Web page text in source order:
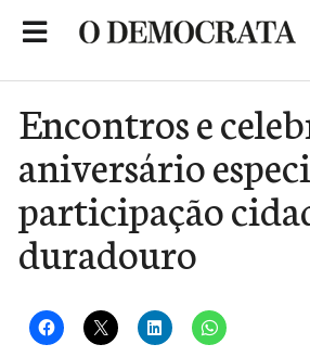
Encontros e
aniversário
participação
duradouro